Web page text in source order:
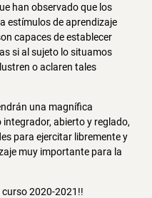
han observado que los
estímulos de aprendizaje
capaces de establecer
si al sujeto lo situamos
o aclaren tales
una magnífica
abierto y reglado,
para ejercitar libremente y
muy importante para la
2020-2021!!